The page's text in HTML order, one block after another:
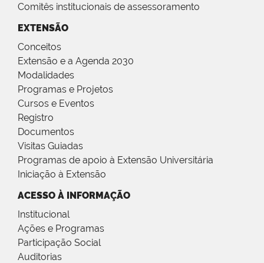
Comitês institucionais de assessoramento
EXTENSÃO
Conceitos
Extensão e a Agenda 2030
Modalidades
Programas e Projetos
Cursos e Eventos
Registro
Documentos
Visitas Guiadas
Programas de apoio à Extensão Universitária
Iniciação à Extensão
ACESSO À INFORMAÇÃO
Institucional
Ações e Programas
Participação Social
Auditorias